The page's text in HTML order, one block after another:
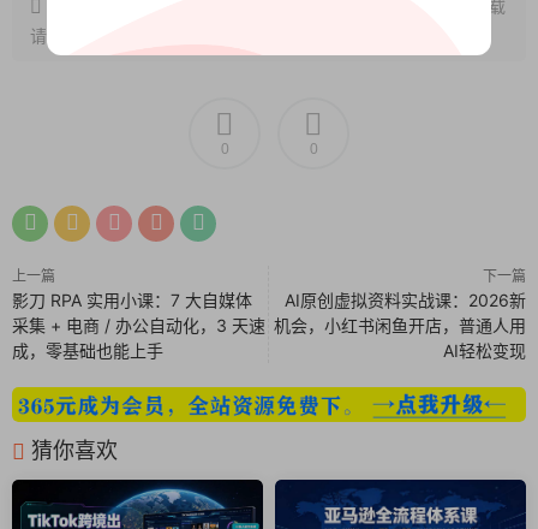
12、如何找到增长的市场需求1第二节第十一课.mp4
14、需求替代法错误案例1第十二课.mp4
16、转化率与竞价第十四课.mp4
17、转化率的本质第十五课.mp4
18、运营难度的测算第十六课.mp4
19、标品与非标品第十七课.mp4
20、竞品案例第十八课.mp4
21、运营难度简要分析第十九课.mp4
，转载
请注明出处~~~
0 0
上一篇
影刀 RPA 实用小课：7 大自媒体
采集 + 电商 / 办公自动化，3 天速
成，零基础也能上手
下一篇
AI原创虚拟资料实战课：2026新
机会，小红书闲鱼开店，普通人用
AI轻松变现
猜你喜欢